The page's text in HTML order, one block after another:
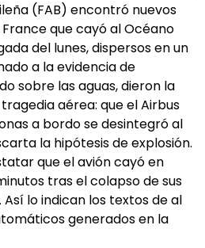
(FAB) encontró nuevos
que cayó al Océano
del lunes, dispersos en un
a la evidencia de
sobre las aguas, dieron la
aérea: que el Airbus
a bordo se desintegró al
la hipótesis de explosión.
que el avión cayó en
tras el colapso de sus
lo indican los textos de al
generados en la